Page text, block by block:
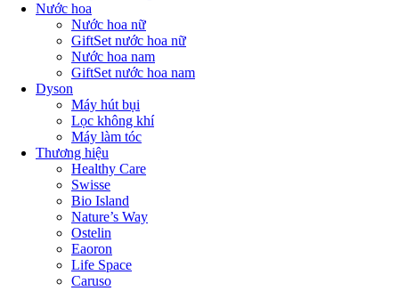
Nước hoa
Nước hoa nữ
GiftSet nước hoa nữ
Nước hoa nam
GiftSet nước hoa nam
Dyson
Máy hút bụi
Lọc không khí
Máy làm tóc
Thương hiệu
Healthy Care
Swisse
Bio Island
Nature’s Way
Ostelin
Eaoron
Life Space
Caruso